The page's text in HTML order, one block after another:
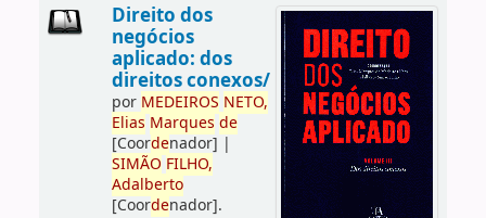
Direito dos
negócios
aplicado: dos
direitos conexos/
por MEDEIROS NETO,
Elias Marques de
[Coordenador] |
SIMÃO FILHO,
Adalberto
[Coordenador].